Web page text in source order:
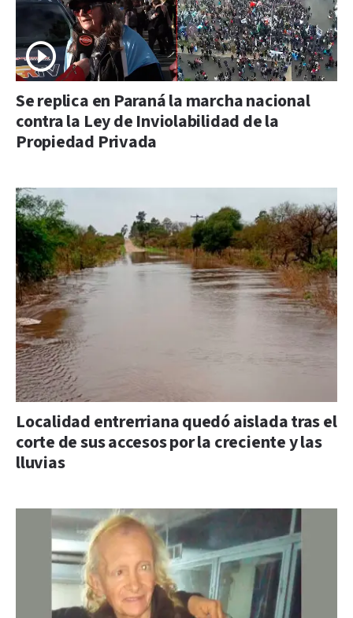
Se replica en Paraná la marcha nacional
contra la Ley de Inviolabilidad de la
Propiedad Privada
Localidad entrerriana quedó aislada tras el
corte de sus accesos por la creciente y las
lluvias